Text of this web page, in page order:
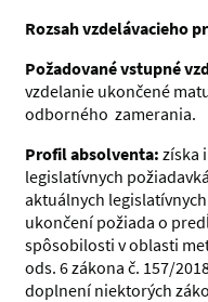
Rozsah vzdelávacieho
Požadované vstupné
vzdelanie ukončené
odborného zamerania.
Profil absolventa: získa
legislatívnych
aktuálnych
ukončení požiada o
spôsobilosti v oblasti
ods. 6 zákona č. 157/
doplnení niektorých